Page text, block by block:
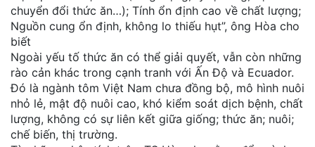
chuyển đổi thức ăn…); Tính ổn định cao về chất lượng;
Nguồn cung ổn định, không lo thiếu hụt”, ông Hòa cho
biết
Ngoài yếu tố thức ăn có thể giải quyết, vẫn còn những
rào cản khác trong cạnh tranh với Ấn Độ và Ecuador.
Đó là ngành tôm Việt Nam chưa đồng bộ, mô hình nuôi
nhỏ lẻ, mật độ nuôi cao, khó kiểm soát dịch bệnh, chất
lượng, không có sự liên kết giữa giống; thức ăn; nuôi;
chế biến, thị trường.